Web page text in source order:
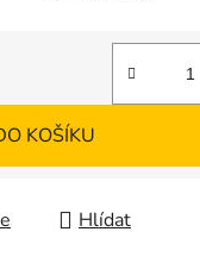
KOŠÍKU
Hlídat